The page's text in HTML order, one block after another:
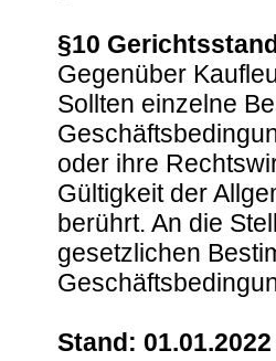
§10
Gegenüber
Sollten einzelne
oder ihre
Gültigkeit der
berührt. An die
gesetzlichen
Stand: 01.01.2022